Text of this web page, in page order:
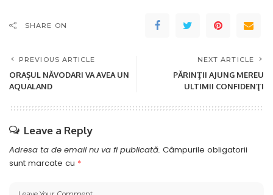
SHARE ON
PREVIOUS ARTICLE
ORAȘUL NĂVODARI VA AVEA UN
AQUALAND
NEXT ARTICLE
PĂRINŢII AJUNG MEREU
ULTIMII CONFIDENŢI
Leave a Reply
Adresa ta de email nu va fi publicată. Câmpurile obligatorii
sunt marcate cu *